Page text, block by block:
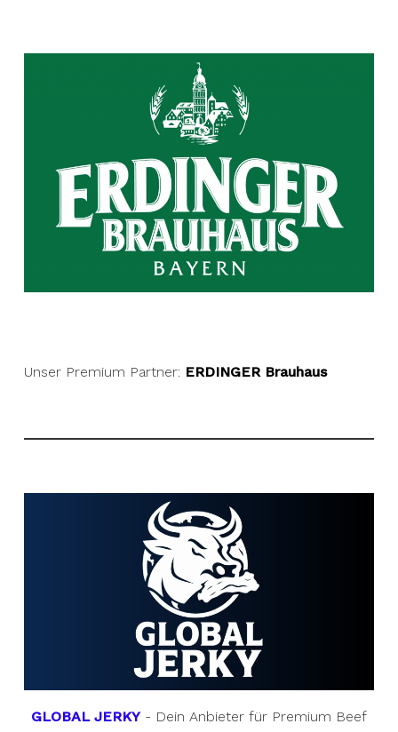
Unser Premium Partner: ERDINGER Brauhaus
GLOBAL JERKY- Dein Anbieter für Premium Beef